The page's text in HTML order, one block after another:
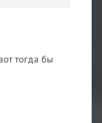
тогда бы